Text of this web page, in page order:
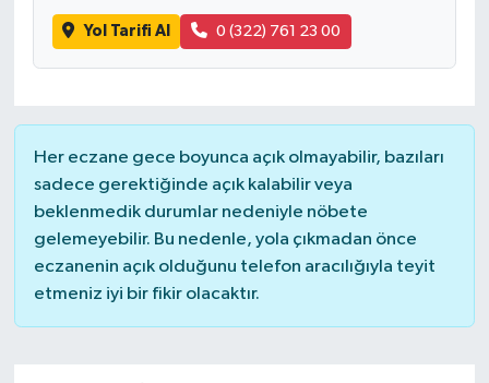
Yol Tarifi Al 0 (322) 761 23 00
Her eczane gece boyunca açık olmayabilir, bazıları
sadece gerektiğinde açık kalabilir veya
beklenmedik durumlar nedeniyle nöbete
gelemeyebilir. Bu nedenle, yola çıkmadan önce
eczanenin açık olduğunu telefon aracılığıyla teyit
etmeniz iyi bir fikir olacaktır.